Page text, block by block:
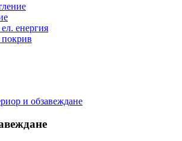
енергия
и обзавеждане